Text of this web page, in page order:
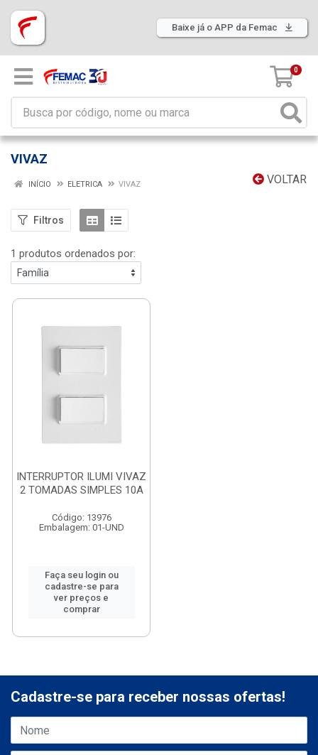
Baixe já o APP da Femac
0
VIVAZ
VOLTAR
INÍCIO ELETRICA VIVAZ
Filtros
1 produtos ordenados por:
INTERRUPTOR ILUMI VIVAZ
2 TOMADAS SIMPLES 10A
Código: 13976
Embalagem: 01-UND
Faça seu login ou
cadastre-se para
ver preços e
comprar
Cadastre-se para receber nossas ofertas!